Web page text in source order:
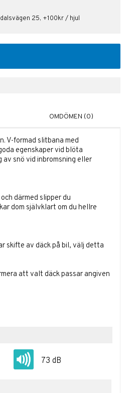
25, +100kr / hjul
V-formad slitbana med
egenskaper vid blöta
snö vid inbromsning eller
därmed slipper du
dom självklart om du hellre
skifte av däck på bil, välj detta
att valt däck passar angiven
73 dB
OMDÖMEN (0)